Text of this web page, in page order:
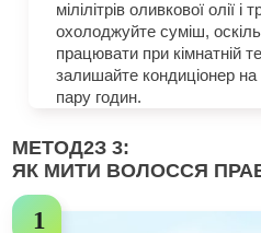
мілілітрів оливкової олії
охолоджуйте суміш,
працювати при кімнатній
залишайте кондиціонер
пару годин.
МЕТОД2З 3:
ЯК МИТИ ВОЛОССЯ